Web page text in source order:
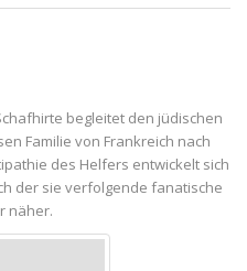
begleitet den jüdischen
Familie von Frankreich nach
des Helfers entwickelt sich
der sie verfolgende fanatische
näher.